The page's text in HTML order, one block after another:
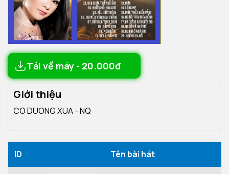
Tải về máy - 20.000đ
Giới thiệu
CO DUONG XUA - NQ
ID Tên bài hát